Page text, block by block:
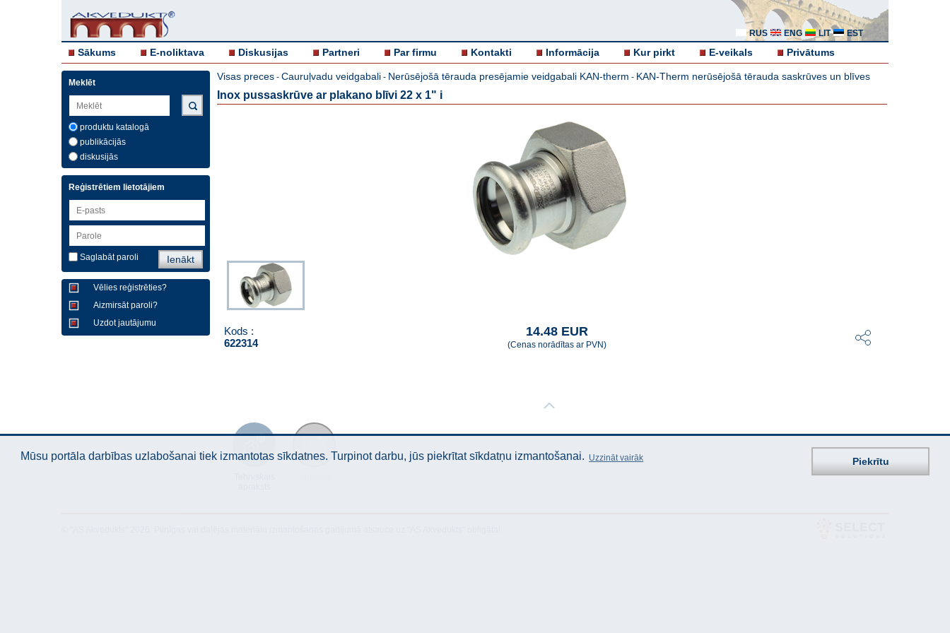
RUS ENG LIT EST
Sākums E-noliktava Diskusijas Partneri Par firmu Kontakti Informācija Kur pirkt E-veikals Privātums
Meklēt
produktu katalogā
publikācijās
diskusijās
Reģistrētiem lietotājiem
Saglabāt paroli
Vēlies reģistrēties?
Aizmirsāt paroli?
Uzdot jautājumu
Visas preces - Cauruļvadu veidgabali - Nerūsējošā tērauda presējamie veidgabali KAN-therm - KAN-Therm nerūsējošā tērauda saskrūves un blīves
Inox pussaskrūve ar plakano blīvi 22 x 1" i
Kods :
622314
14.48 EUR
(Cenas norādītas ar PVN)
Mūsu portāla darbības uzlabošanai tiek izmantotas sīkdatnes. Turpinot darbu, jūs piekrītat sīkdatņu izmantošanai. Uzzināt vairāk Piekrītu